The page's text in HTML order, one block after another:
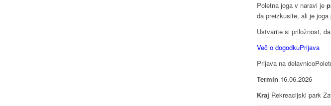
Poletna joga v naravi je
da preizkusite, ali je
Ustvarite si priložnost,
Več o dogodkuPrijava
Prijava na delavnico
Termin 16.06.2026
Kraj Rekreacijski park